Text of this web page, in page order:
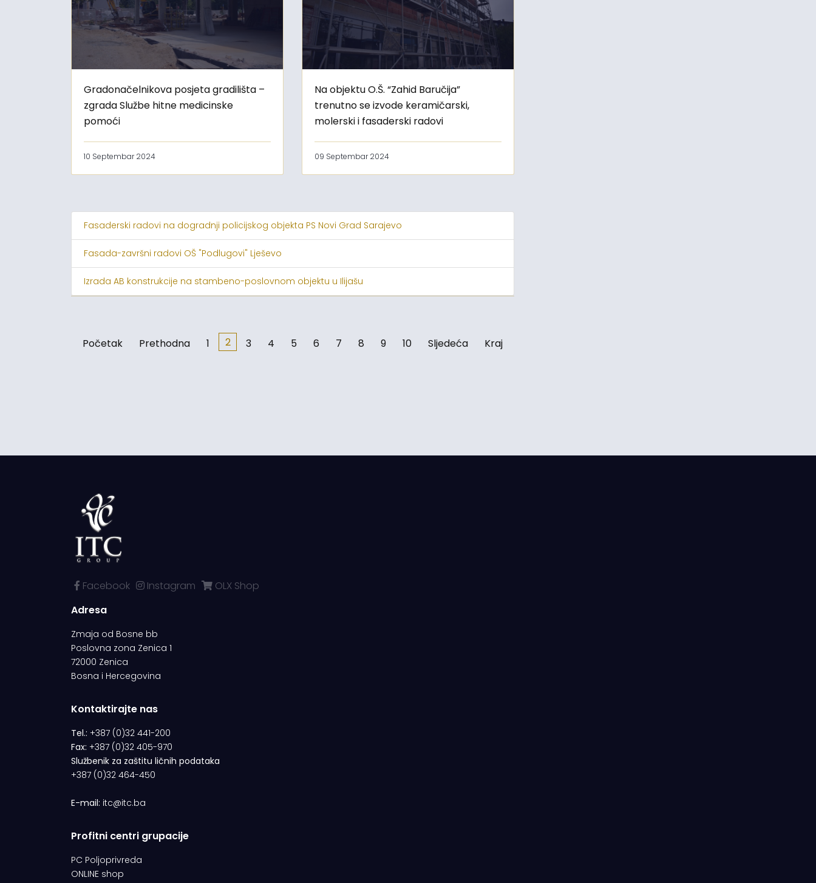
Gradonačelnikova posjeta gradilišta –
zgrada Službe hitne medicinske
pomoći
10 Septembar 2024
Na objektu O.Š. “Zahid Baručija”
trenutno se izvode keramičarski,
molerski i fasaderski radovi
09 Septembar 2024
Fasaderski radovi na dogradnji policijskog objekta PS Novi Grad Sarajevo
Fasada-završni radovi OŠ "Podlugovi" Lješevo
Izrada AB konstrukcije na stambeno-poslovnom objektu u Ilijašu
Početak Prethodna 1 2 3 4 5 6 7 8 9 10 Sljedeća Kraj
Facebook Instagram
OLX Shop
Adresa
Zmaja od Bosne bb
Poslovna zona Zenica 1
72000 Zenica
Bosna i Hercegovina
Kontaktirajte nas
Tel.: +387 (0)32 441-200
Fax: +387 (0)32 405-970
Službenik za zaštitu ličnih podataka
+387 (0)32 464-450
E-mail: itc@itc.ba
Profitni centri grupacije
PC Poljoprivreda
ONLINE shop